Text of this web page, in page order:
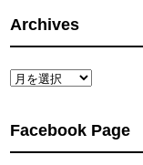
Archives
Archives
Facebook Page